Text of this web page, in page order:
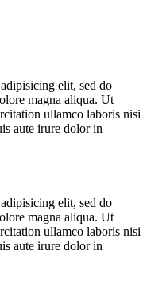
elit, sed do
magna aliqua. Ut
ullamco laboris nisi
aute irure dolor in
elit, sed do
magna aliqua. Ut
ullamco laboris nisi
aute irure dolor in